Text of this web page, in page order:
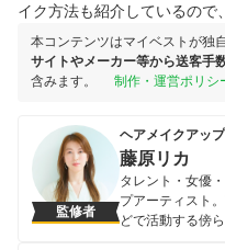
イク方法も紹介しているので
本コンテンツはマイベストが独
サイトやメーカー等から送客手
含みます。
制作・運営ポリシ
監修者
ヘアメイクアッ
藤原リカ
タレント・女優
プアーティスト
どで活動する傍